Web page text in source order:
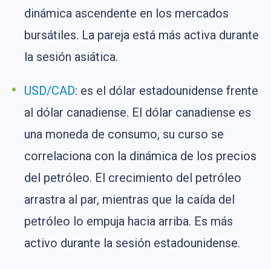
dinámica ascendente en los mercados
bursátiles. La pareja está más activa durante
la sesión asiática.
USD/CAD: es el dólar estadounidense frente
al dólar canadiense. El dólar canadiense es
una moneda de consumo, su curso se
correlaciona con la dinámica de los precios
del petróleo. El crecimiento del petróleo
arrastra al par, mientras que la caída del
petróleo lo empuja hacia arriba. Es más
activo durante la sesión estadounidense.